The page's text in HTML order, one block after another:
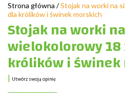
Strona główna /Stojak na worki na
dla królików i świnek morskich
Stojak na worki
wielokolorowy 18
królików i świnek
| Utwórz swoją opinię